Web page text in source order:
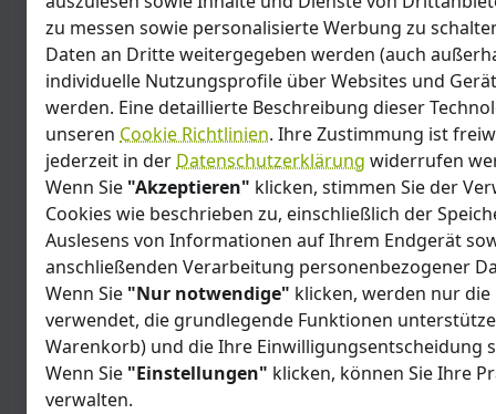
zu messen sowie personalisierte Werbung zu
Daten an Dritte weitergegeben werden (auch
individuelle Nutzungsprofile über Websites und
werden. Eine detaillierte Beschreibung dieser
unseren Cookie Richtlinien. Ihre Zustimmung ist
jederzeit in der Datenschutzerklärung widerrufen
Wenn Sie "Akzeptieren" klicken, stimmen Sie der
Cookies wie beschrieben zu, einschließlich der
Auslesens von Informationen auf Ihrem Endgerät
anschließenden Verarbeitung personenbezogener
Wenn Sie "Nur notwendige" klicken, werden nur die
verwendet, die grundlegende Funktionen
Warenkorb) und die Ihre Einwilligungsentscheidung
Wenn Sie "Einstellungen" klicken, können Sie Ihre
verwalten.